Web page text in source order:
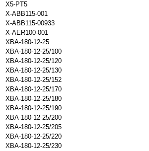
X5-PT5
X-ABB115-001
X-ABB115-00933
X-AER100-001
XBA-180-12-25
XBA-180-12-25/100
XBA-180-12-25/120
XBA-180-12-25/130
XBA-180-12-25/152
XBA-180-12-25/170
XBA-180-12-25/180
XBA-180-12-25/190
XBA-180-12-25/200
XBA-180-12-25/205
XBA-180-12-25/220
XBA-180-12-25/230